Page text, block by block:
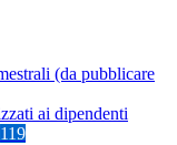
(da pubblicare
ai dipendenti
119